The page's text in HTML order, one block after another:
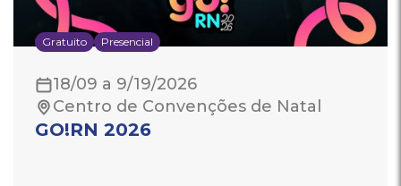
Gratuito Presencial
18/09 a 9/19/2026
Centro de Convenções de Natal
GO!RN 2026